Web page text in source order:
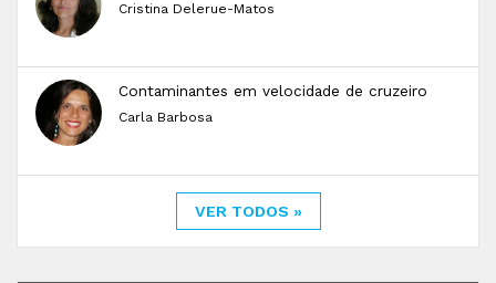
Cristina Delerue-Matos
Contaminantes em velocidade de cruzeiro
Carla Barbosa
VER TODOS »